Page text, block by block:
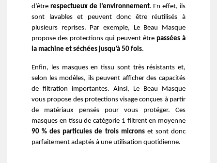
d’être respectueux de l’environnement. En effet, ils
sont lavables et peuvent donc être réutilisés à
plusieurs reprises. Par exemple, Le Beau Masque
propose des protections qui peuvent être passées à
la machine et séchées jusqu’à 50 fois.
Enfin, les masques en tissu sont très résistants et,
selon les modèles, ils peuvent afficher des capacités
de filtration importantes. Ainsi, Le Beau Masque
vous propose des protections visage conçues à partir
de matériaux pensés pour vous protéger. Ces
90 % des particules de trois microns et sont donc
parfaitement adaptés à une utilisation quotidienne.